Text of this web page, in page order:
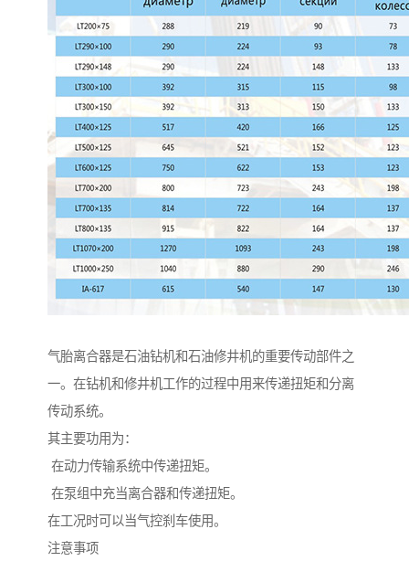
气胎离合器是石油钻机和石油修井机的重要传动部件之
一。在钻机和修井机工作的过程中用来传递扭矩和分离
传动系统。
其主要功用为：
在动力传输系统中传递扭矩。
在泵组中充当离合器和传递扭矩。
在工况时可以当气控刹车使用。
注意事项